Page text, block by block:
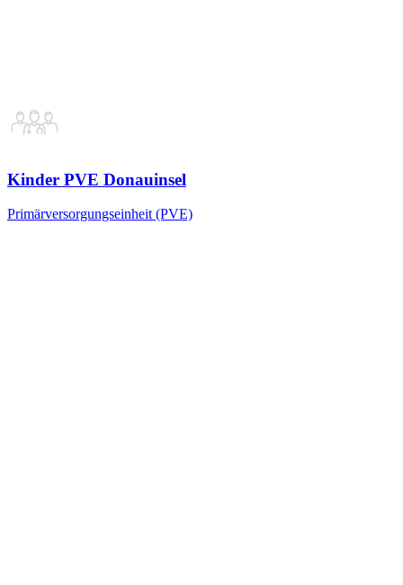
Kinder PVE Donauinsel
Primärversorgungseinheit (PVE)